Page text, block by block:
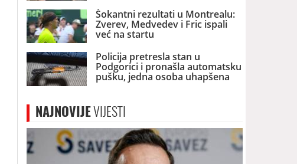
Šokantni rezultati u Montrealu:
Zverev, Medvedev i Fric ispali
već na startu
Policija pretresla stan u
Podgorici i pronašla automatsku
pušku, jedna osoba uhapšena
NAJNOVIJEVIJESTI